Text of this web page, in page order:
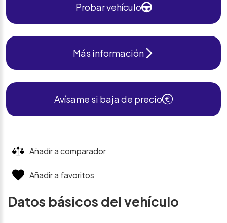
Probar vehículo
Más información
Avísame si baja de precio
Añadir a comparador
Añadir a favoritos
Datos básicos del vehículo